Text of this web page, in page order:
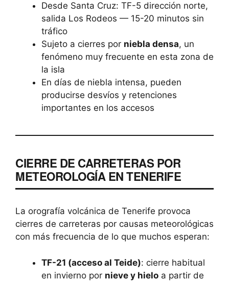
Desde Santa Cruz: TF-5 dirección norte,
salida Los Rodeos — 15-20 minutos sin
tráfico
Sujeto a cierres por niebla densa, un
fenómeno muy frecuente en esta zona de
la isla
En días de niebla intensa, pueden
producirse desvíos y retenciones
importantes en los accesos
CIERRE DE CARRETERAS POR
METEOROLOGÍA EN TENERIFE
La orografía volcánica de Tenerife provoca
cierres de carreteras por causas meteorológicas
con más frecuencia de lo que muchos esperan:
TF-21 (acceso al Teide): cierre habitual
en invierno por nieve y hielo a partir de